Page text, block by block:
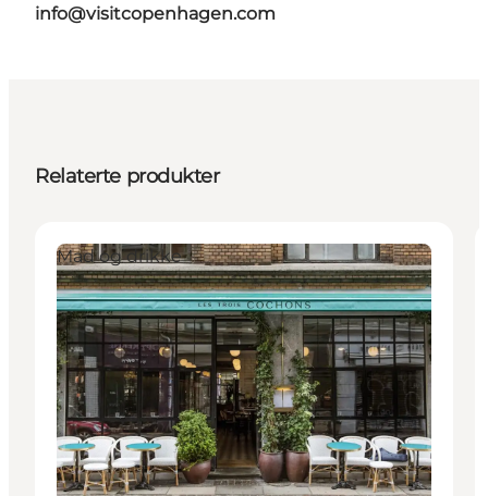
info@visitcopenhagen.com
Relaterte produkter
Mad og drikke